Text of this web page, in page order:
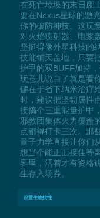
在死亡垃圾的末日废
要在Nexus星球的激
你的破防神技。这玩
对火焰喷射器、电浆
坚挺得像外星科技的
技能铺天盖地，只要
护甲的双BUFF加持
玩意儿说白了就是看
键在于省下纳米治疗
时，建议把坚韧属性
接搞个三重能量护甲
邪教团集体火力覆盖
点都得打卡三次。那
量子力学直接让你们
想当个能正面接住等
界里，活着才有资格
生存入场券。
设置生物抗性